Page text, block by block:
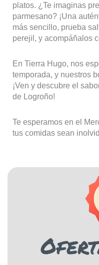
platos. ¿Te imaginas
parmesano? ¡Una
más sencillo, prueba
perejil, y acompáñalos
En Tierra Hugo, nos
temporada, y nuestros
¡Ven y descubre el
de Logroño!
Te esperamos en el
tus comidas sean